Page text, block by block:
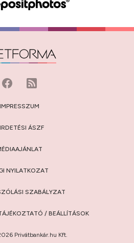
IMPRESSZUM
ÁSZF
NYILATKOZAT
SZABÁLYZAT
/ BEÁLLÍTÁSOK
Privátbankár.hu Kft.